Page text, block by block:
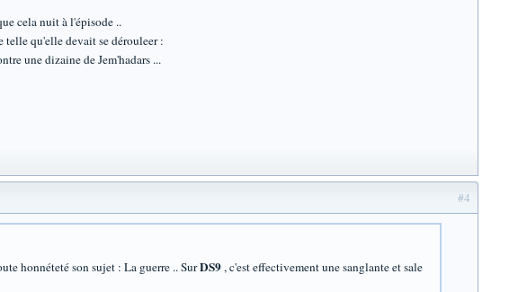
cela nuit à l'épisode ..
telle qu'elle devait se dérouleer :
une dizaine de Jem'hadars ...
#4
honnéteté son sujet : La guerre .. SurDS9 , c'est effectivement une sanglante et sale